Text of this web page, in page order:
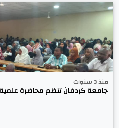
منذ 3 سنوات
جامعة كردفان تنظم محاضرة